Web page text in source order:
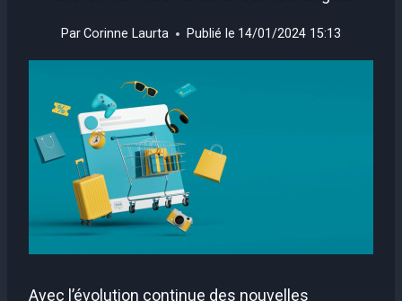
ParCorinne Laurta Publié le 14/01/2024 15:13
Avec l’évolution continue des nouvelles